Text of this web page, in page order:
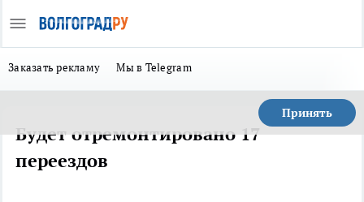
Заказать рекламу Мы в Telegram
Принять
Будет отремонтировано 17
переездов